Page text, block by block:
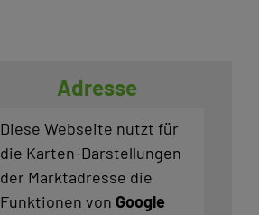
Adresse
Diese Webseite nutzt für
die Karten-Darstellungen
der Marktadresse die
Funktionen von Google